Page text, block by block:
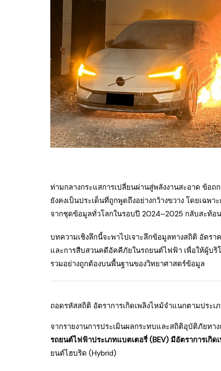
ท่ามกลางกระแสการเปลี่ยนผ่านสู่พลังงานสะอาด ข้อถ
ยังคงเป็นประเด็นที่ถูกพูดถึงอย่างกว้างขวาง โดยเฉพ
จากชุดข้อมูลทั่วโลกในรอบปี 2024–2025 กลับสะท้อ
บทความเชิงลึกนี้จะพาไปเจาะลึกข้อมูลทางสถิติ อัตร
และการสืบสวนคดีอัคคีภัยในรถยนต์ไฟฟ้า เพื่อให้ผู้บ
รวมอย่างถูกต้องบนพื้นฐานของวิทยาศาสตร์ข้อมูล
ถอดรหัสสถิติ อัตราการเกิดเพลิงไหม้จำแนกตามประเ
จากรายงานการประเมินผลกระทบและสถิติอุบัติภัยท
รถยนต์ไฟฟ้าประเภทแบตเตอรี่ (BEV) มีอัตราการเกิด
ยนต์ไฮบริด (Hybrid)